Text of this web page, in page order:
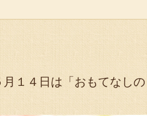
月１４日は「おもてなし